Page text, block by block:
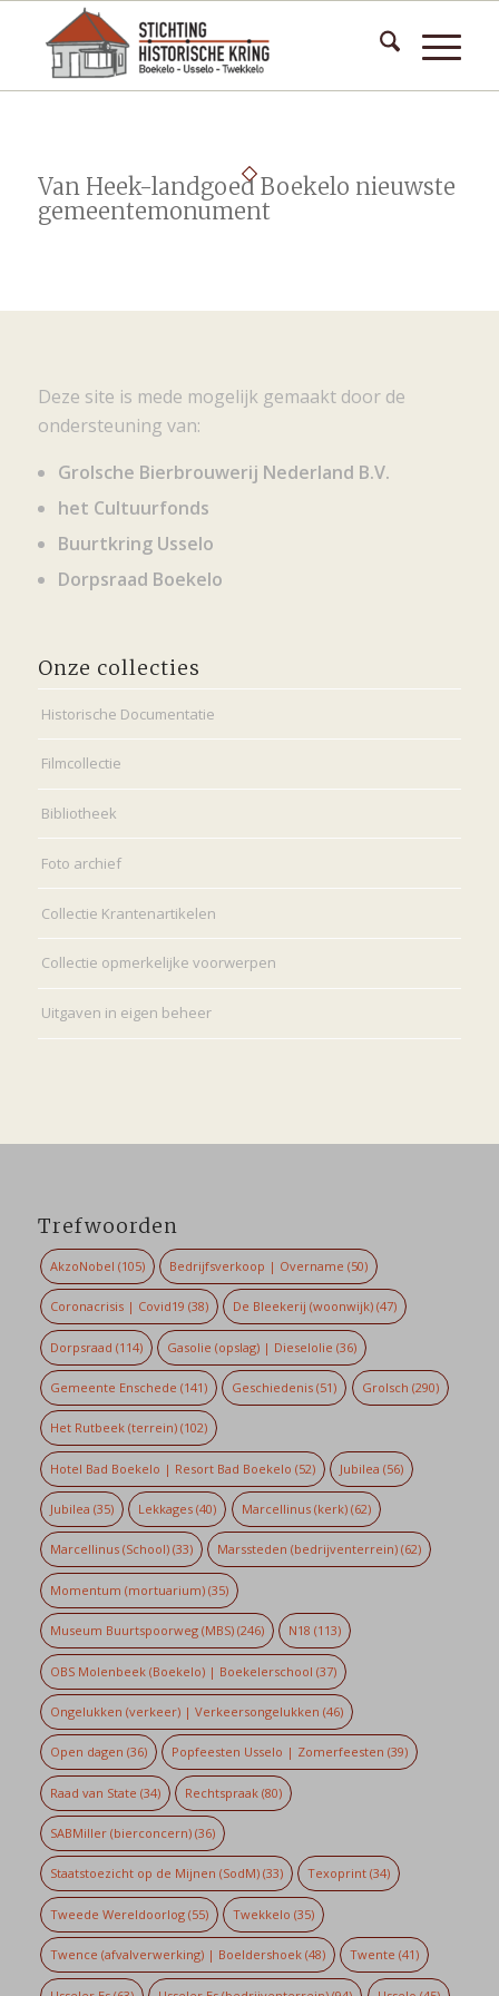
Van Heek-landgoed Boekelo nieuwste
gemeentemonument
Deze site is mede mogelijk gemaakt door de
ondersteuning van:
Grolsche Bierbrouwerij Nederland B.V.
het Cultuurfonds
Buurtkring Usselo
Dorpsraad Boekelo
Onze collecties
Historische Documentatie
Filmcollectie
Bibliotheek
Foto archief
Collectie Krantenartikelen
Collectie opmerkelijke voorwerpen
Uitgaven in eigen beheer
Trefwoorden
AkzoNobel (105) Bedrijfsverkoop | Overname (50)
Coronacrisis | Covid19 (38) De Bleekerij (woonwijk) (47)
Dorpsraad (114) Gasolie (opslag) | Dieselolie (36)
Gemeente Enschede (141) Geschiedenis (51) Grolsch (290)
Het Rutbeek (terrein)(102)
Hotel Bad Boekelo | Resort Bad Boekelo (52) Jubilea (56)
Jubilea (35) Lekkages (40) Marcellinus (kerk)(62)
Marcellinus (School)(33) Marssteden (bedrijventerrein) (62)
Momentum (mortuarium)(35)
Museum Buurtspoorweg (MBS)(246) N18 (113)
OBS Molenbeek (Boekelo) | Boekelerschool (37)
Ongelukken (verkeer) | Verkeersongelukken (46)
Open dagen (36) Popfeesten Usselo | Zomerfeesten (39)
Raad van State (34) Rechtspraak (80)
SABMiller (bierconcern)(36)
Staatstoezicht op de Mijnen (SodM)(33) Texoprint (34)
Tweede Wereldoorlog(55) Twekkelo (35)
Twence (afvalverwerking) | Boeldershoek(48) Twente (41)